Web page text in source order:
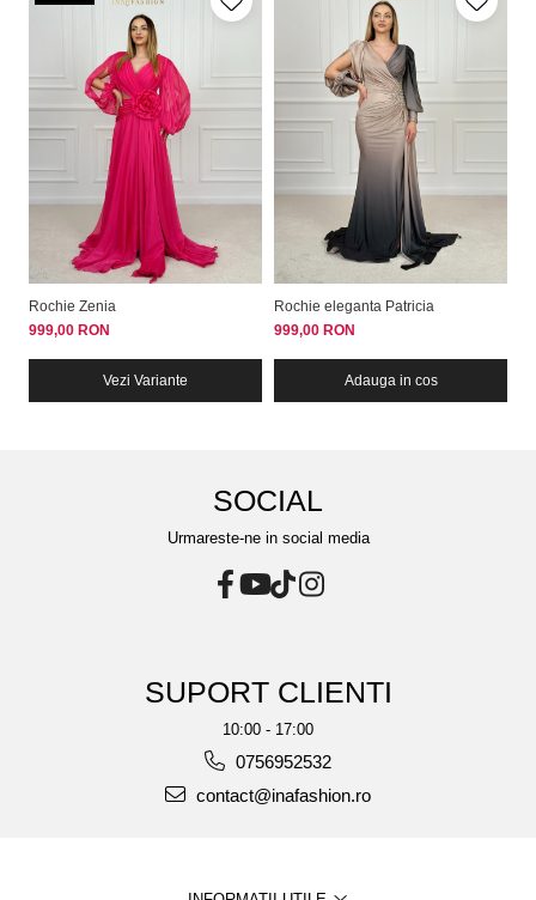
Rochie Zenia
999,00 RON
Vezi Variante
Rochie eleganta Patricia
999,00 RON
Adauga in cos
SOCIAL
Urmareste-ne in social media
SUPORT CLIENTI
10:00 - 17:00
0756952532
contact@inafashion.ro